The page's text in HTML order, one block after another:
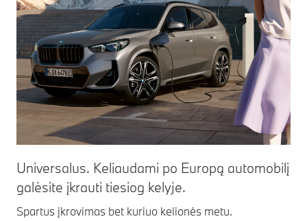
Universalus. Keliaudami po Europą automobilį
galėsite įkrauti tiesiog kelyje.
Spartus įkrovimas bet kuriuo kelionės metu.